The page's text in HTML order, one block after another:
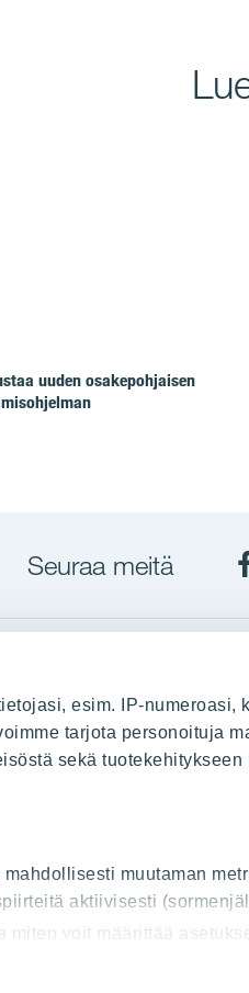
esim. IP-numeroasi,
tarjota personoituja
sekä
muutaman
aktiivisesti
miten voit määrittää
uuden osakepohjaisen
Seuraa meitä